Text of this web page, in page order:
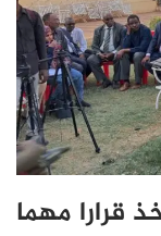
قرارا مهما